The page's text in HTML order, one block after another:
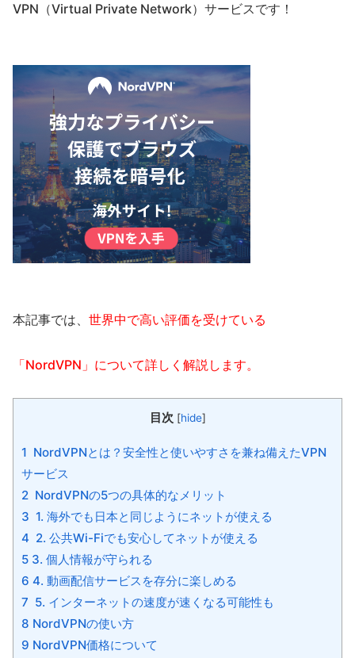
VPN（Virtual Private Network）サービスです！
本記事では、 世界中で高い評価を受けている
「NordVPN」について詳しく解説します。
目次 [hide]
1 NordVPNとは？安全性と使いやすさを兼ね備えたVPN
サービス
2 NordVPNの5つの具体的なメリット
3 1. 海外でも日本と同じようにネットが使える
4 2. 公共Wi-Fiでも安心してネットが使える
5 3. 個人情報が守られる
6 4. 動画配信サービスを存分に楽しめる
7 5. インターネットの速度が速くなる可能性も
8 NordVPNの使い方
9 NordVPN価格について